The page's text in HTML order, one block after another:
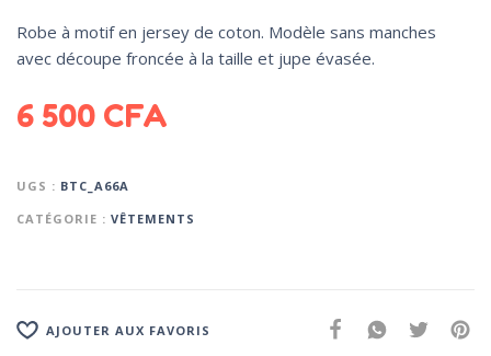
Robe à motif en jersey de coton. Modèle sans manches
avec découpe froncée à la taille et jupe évasée.
6 500 CFA
UGS : BTC_A66A
CATÉGORIE : VÊTEMENTS
AJOUTER AUX FAVORIS